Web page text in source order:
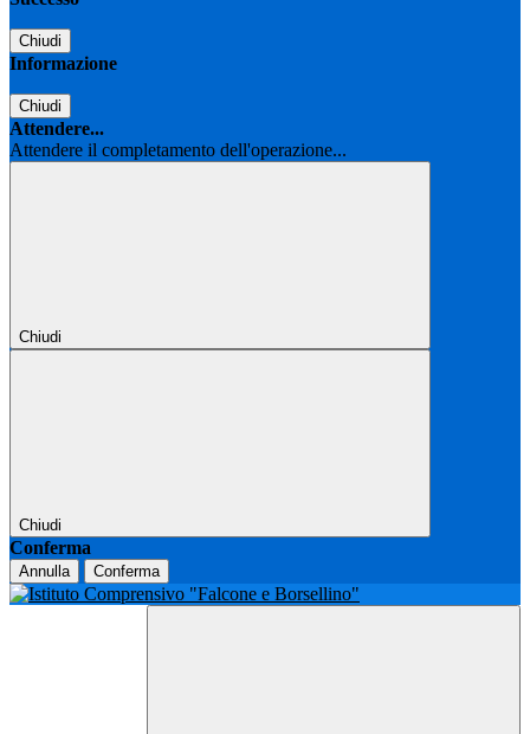
Chiudi
Informazione
Chiudi
Attendere...
Attendere il completamento dell'operazione...
Chiudi
Chiudi
Conferma
Annulla Conferma